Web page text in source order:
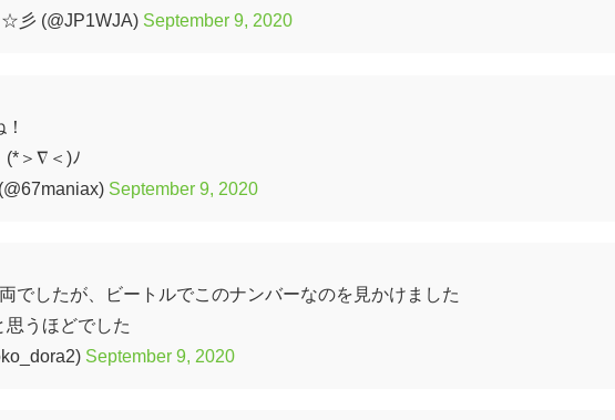
彡 (@JP1WJA) September 9, 2020
(*＞∇＜)ﾉ
September 9, 2020
でしたが、ビートルでこのナンバーなのを見かけました
思うほどでした
September 9, 2020